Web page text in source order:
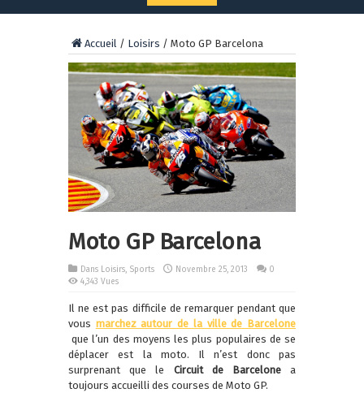
Accueil / Loisirs / Moto GP Barcelona
Moto GP Barcelona
Dans Loisirs, Sports Novembre 25, 2013
0
4,343 Vues
Il ne est pas difficile de remarquer pendant que
vous marchez autour de la ville de Barcelone
que l’un des moyens les plus populaires de se
déplacer est la moto. Il n’est donc pas
surprenant que le Circuit de Barcelonea
toujours accueilli des courses de Moto GP.